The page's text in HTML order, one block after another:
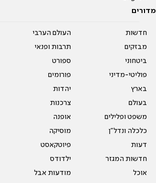
מדורים
חדשות
מבזקים
ביטחוני
פוליטי-מדיני
בארץ
בעולם
משפט ופלילים
כלכלה ונדל"ן
דעות
חדשות המגזר
אוכל
העולם הערבי
תרבות ופנאי
ספורט
פורומים
יהדות
צרכנות
אופנה
מוסיקה
פיוטקאסט
ילדודס
מודעות אבל